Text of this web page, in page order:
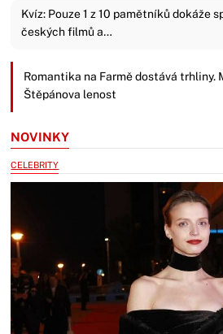
Kvíz: Pouze 1 z 10 pamětníků dokáže
českých filmů a…
Romantika na Farmě dostává trhliny.
Štěpánova lenost
NOVINKY
CELEBRITY